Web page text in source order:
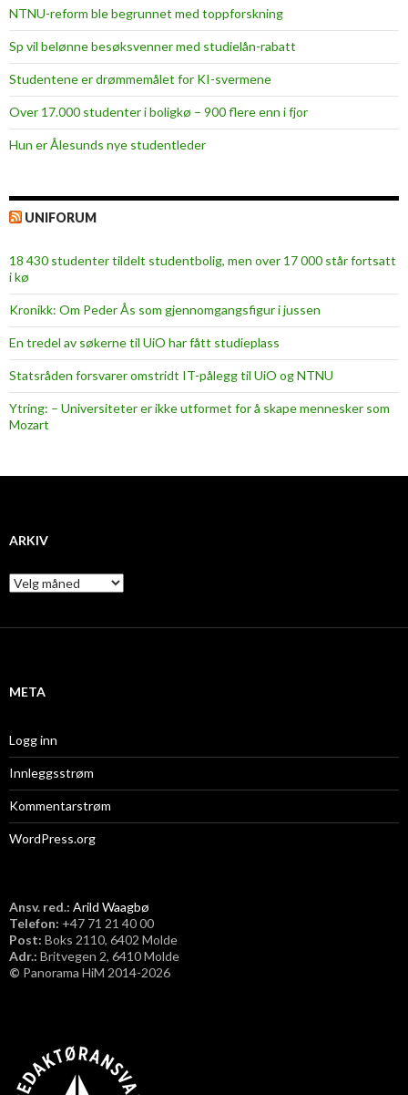
a
s
j
o
n
e
n
l
m
e
p
a
s
i
e
n
i
t
t
e
d
r
NTNU-reform ble begrunnet med toppforskning
Sp vil belønne besøksvenner med studielån-rabatt
Studentene er drømmemålet for KI-svermene
Over 17.000 studenter i boligkø – 900 flere enn i fjor
Hun er Ålesunds nye studentleder
UNIFORUM
18 430 studenter tildelt studentbolig, men over 17 000 står fortsatt
i kø
Kronikk: Om Peder Ås som gjennomgangsfigur i jussen
En tredel av søkerne til UiO har fått studieplass
Statsråden forsvarer omstridt IT-pålegg til UiO og NTNU
Ytring: – Universiteter er ikke utformet for å skape mennesker som
Mozart
ARKIV
A
r
i
META
Logg inn
Innleggsstrøm
Kommentarstrøm
WordPress.org
Ansv. red.: Arild Waagbø
Telefon: ​+47 71 21 40 00
Post: Boks 2110, 6402 Molde
Adr.: Britvegen 2, 6410 Molde
© Panorama HiM 2014-2026